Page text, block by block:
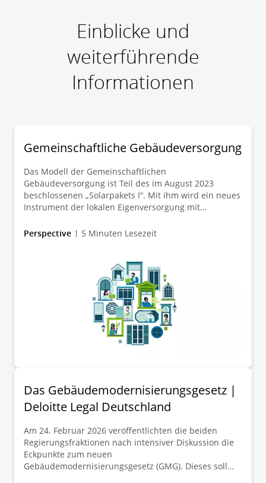
Marktdynamik von Branchenführern oder
Immobilienorganisationen, die Kontext und
praktische Einblicke in
Ländern bieten.
Mehr Informationen
Einblicke und
weiterführende
Informationen
Gemeinschaftliche Gebäudeversorgung
Das Modell der Gemeinschaftlichen
Gebäudeversorgung ist Teil des im August 2023
beschlossenen „Solarpakets I“. Mit ihm wird ein neues
Instrument der lokalen Eigenversorgung mit
eingeführt. Wir zeigen Vorteile des neuen Instruments
Perspective 5 Minuten Lesezeit
Das Gebäudemodernisierungsgesetz |
Deloitte Legal Deutschland
Am 24. Februar 2026 veröffentlichten die beiden
Regierungsfraktionen nach intensiver Diskussion die
Eckpunkte zum neuen
Gebäudemodernisierungsgesetz (GMG). Dieses soll